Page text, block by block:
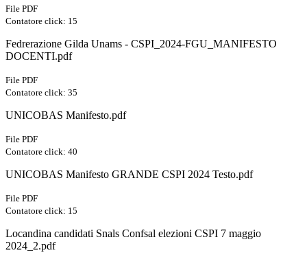
File PDF
Contatore click: 15
Fedrerazione Gilda Unams - CSPI_2024-FGU_MANIFESTO
DOCENTI.pdf
File PDF
Contatore click: 35
UNICOBAS Manifesto.pdf
File PDF
Contatore click: 40
UNICOBAS Manifesto GRANDE CSPI 2024 Testo.pdf
File PDF
Contatore click: 15
Locandina candidati Snals Confsal elezioni CSPI 7 maggio
2024_2.pdf